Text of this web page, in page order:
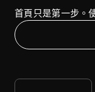
首頁只是第一步。